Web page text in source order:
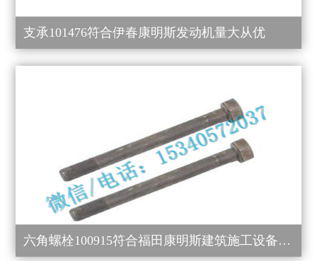
支承101476符合伊春康明斯发动机量大从优
六角螺栓100915符合福田康明斯建筑施工设备怎么样？